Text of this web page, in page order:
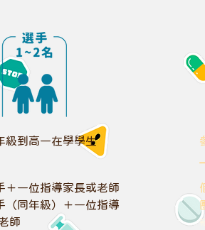
級到高一在學學生
＋一位指導家長或老師
（同年級）＋一位指導